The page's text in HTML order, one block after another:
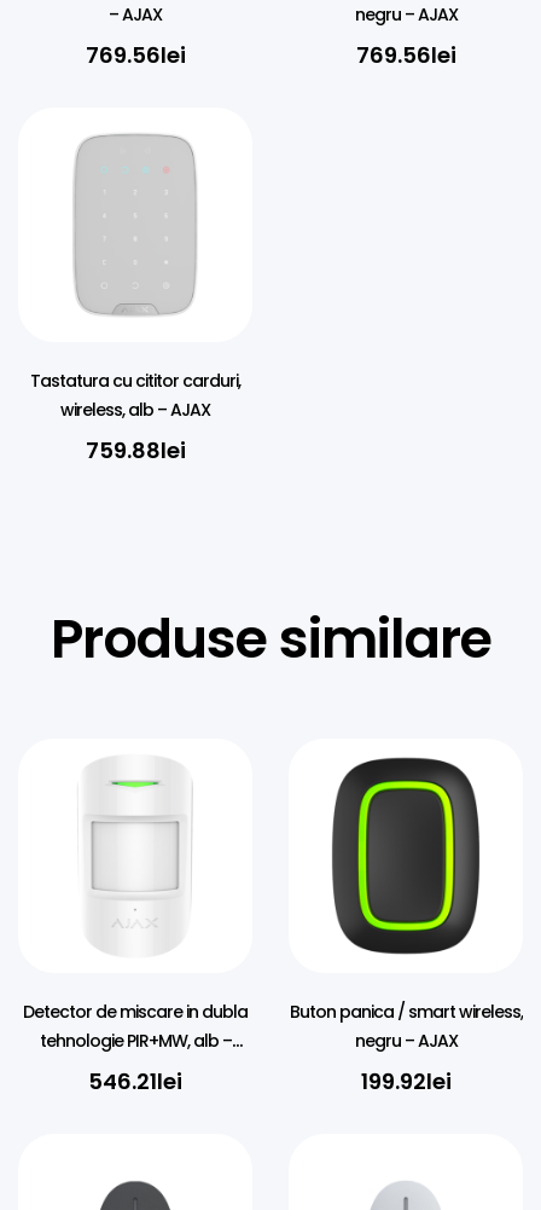
– AJAX
769.56lei
negru – AJAX
769.56lei
Tastatura cu cititor carduri,
wireless, alb – AJAX
759.88lei
Produse similare
Detector de miscare in dubla
tehnologie PIR+MW, alb –
AJAX
546.21lei
Buton panica / smart wireless,
negru – AJAX
199.92lei